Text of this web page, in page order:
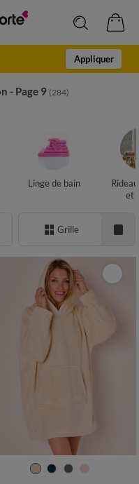
Appliquer
- Page 9 (284)
Linge de bain
et
Grille